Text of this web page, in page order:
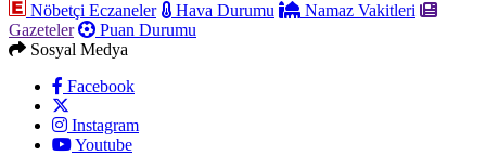
Nöbetçi Eczaneler
Hava Durumu
Namaz Vakitleri
Gazeteler
Puan Durumu
Sosyal Medya
Facebook
Instagram
Youtube